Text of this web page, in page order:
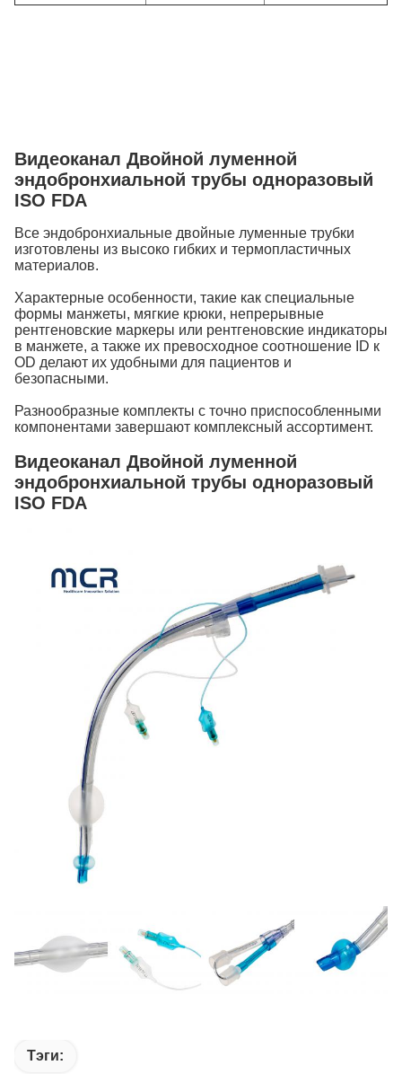
Видеоканал Двойной луменной
эндобронхиальной трубы одноразовый
ISO FDA
Все эндобронхиальные двойные луменные трубки
изготовлены из высоко гибких и термопластичных
материалов.
Характерные особенности, такие как специальные
формы манжеты, мягкие крюки, непрерывные
рентгеновские маркеры или рентгеновские индикаторы
в манжете, а также их превосходное соотношение ID к
OD делают их удобными для пациентов и
безопасными.
Разнообразные комплекты с точно приспособленными
компонентами завершают комплексный ассортимент.
Видеоканал Двойной луменной
эндобронхиальной трубы одноразовый
ISO FDA
Тэги: